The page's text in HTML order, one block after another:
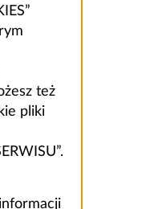
też
pliki